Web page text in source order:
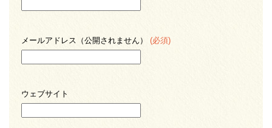
メールアドレス（公開されません） (必須)
ウェブサイト